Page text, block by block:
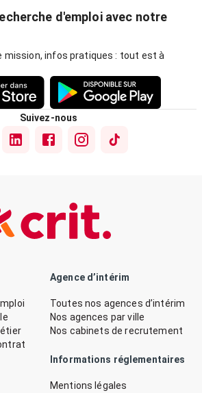
d'emploi avec notre
mission, infos pratiques : tout est à
Suivez-nous
Agence d’intérim
Toutes nos agences d’intérim
Nos agences par ville
Nos cabinets de recrutement
Informations réglementaires
Mentions légales